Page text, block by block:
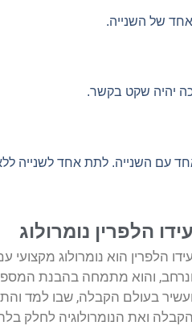
של השנייה.
יהיה שקט בקשר.
עם השנייה. לתת אחד לשנייה
עידו הלפרין נומרולוג
ונרחב, והוא מתמחה בהבנת
ועשיר בעולם הקבלה, שבו למד
הקבלה ואת הנומרולוגיה לחלק